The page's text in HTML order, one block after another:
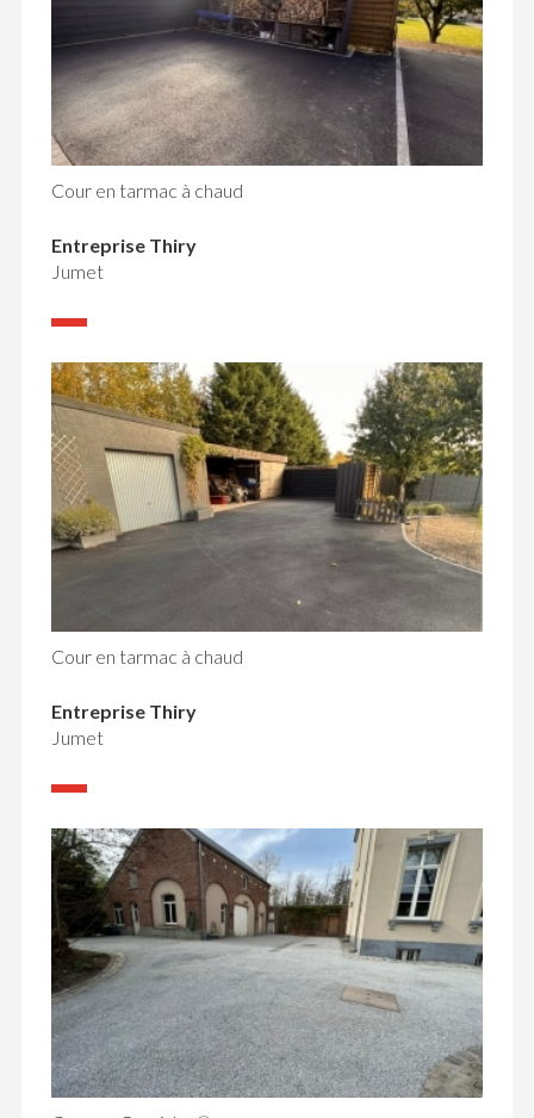
Cour en tarmac à chaud
Entreprise Thiry
Jumet
Cour en tarmac à chaud
Entreprise Thiry
Jumet